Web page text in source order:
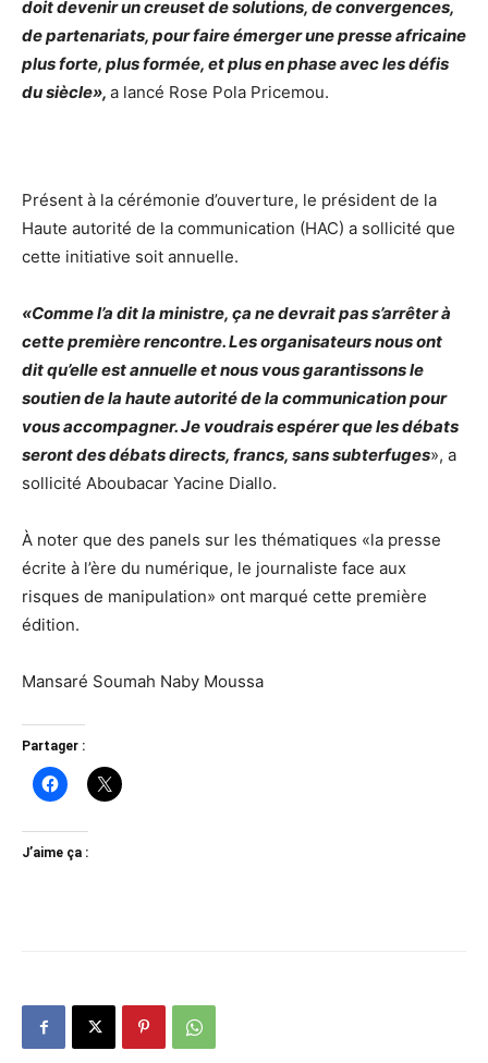
doit devenir un creuset de solutions, de convergences,
de partenariats, pour faire émerger une presse africaine
plus forte, plus formée, et plus en phase avec les défis
du siècle», a lancé Rose Pola Pricemou.
Présent à la cérémonie d’ouverture, le président de la
Haute autorité de la communication (HAC) a sollicité que
cette initiative soit annuelle.
«Comme l’a dit la ministre, ça ne devrait pas s’arrêter à
cette première rencontre. Les organisateurs nous ont
dit qu’elle est annuelle et nous vous garantissons le
soutien de la haute autorité de la communication pour
vous accompagner. Je voudrais espérer que les débats
seront des débats directs, francs, sans subterfuges», a
sollicité Aboubacar Yacine Diallo.
À noter que des panels sur les thématiques «la presse
écrite à l’ère du numérique, le journaliste face aux
risques de manipulation» ont marqué cette première
édition.
Mansaré Soumah Naby Moussa
Partager :
J’aime ça :